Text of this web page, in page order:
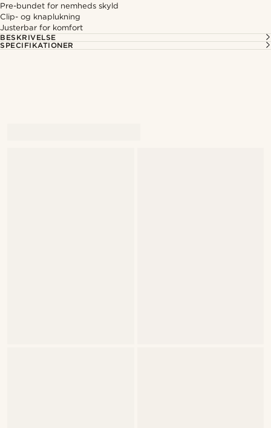
Pre-bundet for nemheds skyld
Clip- og knaplukning
Justerbar for komfort
BESKRIVELSE
SPECIFIKATIONER